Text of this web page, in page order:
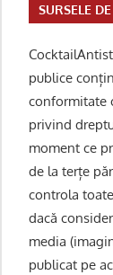
SURSELE
publice
conformitate
privind
moment ce
de la terțe
controla
dacă
media
publicat pe